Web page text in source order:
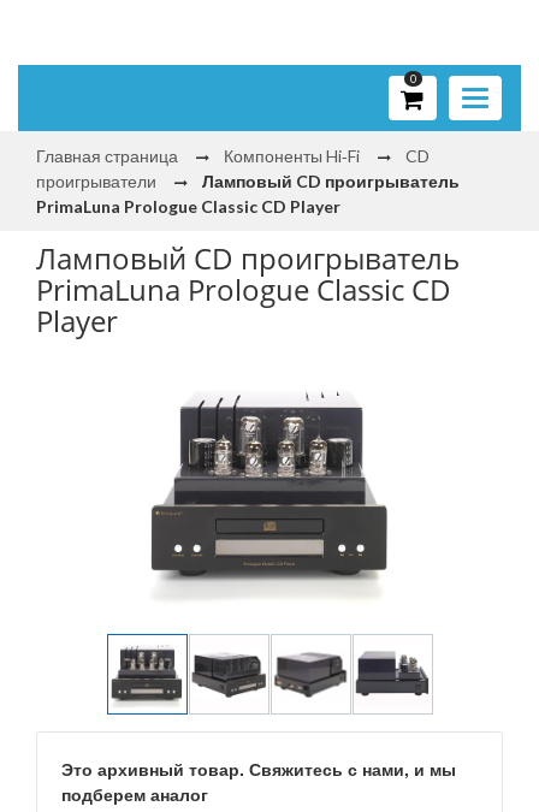
Toggle
0
Главная страница Компоненты Hi‑Fi
CD
проигрыватели
Ламповый CD проигрыватель
PrimaLuna Prologue Classic CD Player
Ламповый CD проигрыватель
PrimaLuna Prologue Classic CD
Player
Это архивный товар. Свяжитесь с нами, и мы
подберем аналог